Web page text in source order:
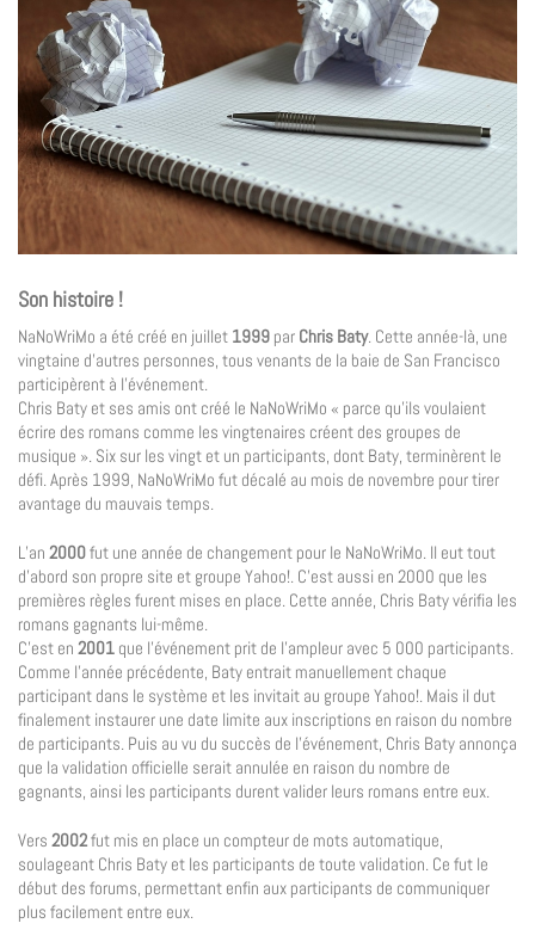
Son histoire !
NaNoWriMo a été créé en juillet 1999 par Chris Baty. Cette année-là, une
vingtaine d’autres personnes, tous venants de la baie de San Francisco
participèrent à l’événement.
Chris Baty et ses amis ont créé le NaNoWriMo « parce qu’ils voulaient
écrire des romans comme les vingtenaires créent des groupes de
musique ». Six sur les vingt et un participants, dont Baty, terminèrent le
défi. Après 1999, NaNoWriMo fut décalé au mois de novembre pour tirer
avantage du mauvais temps.
L’an 2000fut une année de changement pour le NaNoWriMo. Il eut tout
d’abord son propre site et groupe Yahoo!. C’est aussi en 2000 que les
premières règles furent mises en place. Cette année, Chris Baty vérifia les
romans gagnants lui-même.
C’est en 2001 que l’événement prit de l’ampleur avec 5 000 participants.
Comme l’année précédente, Baty entrait manuellement chaque
participant dans le système et les invitait au groupe Yahoo!. Mais il dut
finalement instaurer une date limite aux inscriptions en raison du nombre
de participants. Puis au vu du succès de l’événement, Chris Baty annonça
que la validation officielle serait annulée en raison du nombre de
gagnants, ainsi les participants durent valider leurs romans entre eux.
Vers 2002fut mis en place un compteur de mots automatique,
soulageant Chris Baty et les participants de toute validation. Ce fut le
début des forums, permettant enfin aux participants de communiquer
plus facilement entre eux.